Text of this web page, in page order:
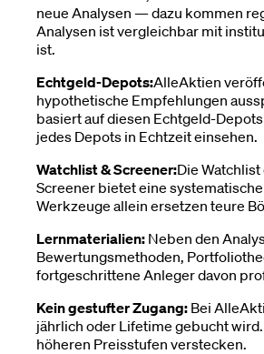
neue Analysen — dazu kommen
Analysen ist vergleichbar mit
ist.
Echtgeld-Depots:AlleAktien
hypothetische Empfehlungen
basiert auf diesen Echtgeld-
jedes Depots in Echtzeit einsehen.
Watchlist & Screener:Die
Screener bietet eine
Werkzeuge allein ersetzen teure
Lernmaterialien: Neben den
Bewertungsmethoden,
fortgeschrittene Anleger davon
Kein gestufter Zugang: Bei
jährlich oder Lifetime gebucht
höheren Preisstufen verstecken.